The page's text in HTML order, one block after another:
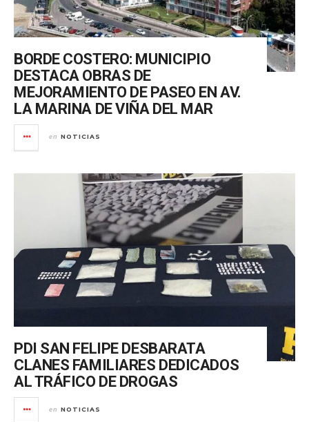
BORDE COSTERO: MUNICIPIO
DESTACA OBRAS DE
MEJORAMIENTO DE PASEO EN AV.
LA MARINA DE VIÑA DEL MAR
en NOTICIAS
PDI SAN FELIPE DESBARATA
CLANES FAMILIARES DEDICADOS
AL TRÁFICO DE DROGAS
en NOTICIAS